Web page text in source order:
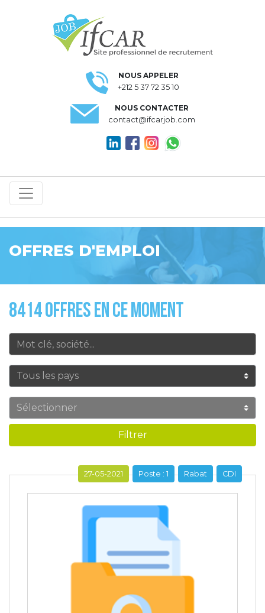
NOUS APPELER
+212 5 37 72 35 10
NOUS CONTACTER
contact@ifcarjob.com
OFFRES D'EMPLOI
8414 OFFRES EN CE MOMENT
Filtrer
CDI
Rabat
Poste : 1
27-05-2021